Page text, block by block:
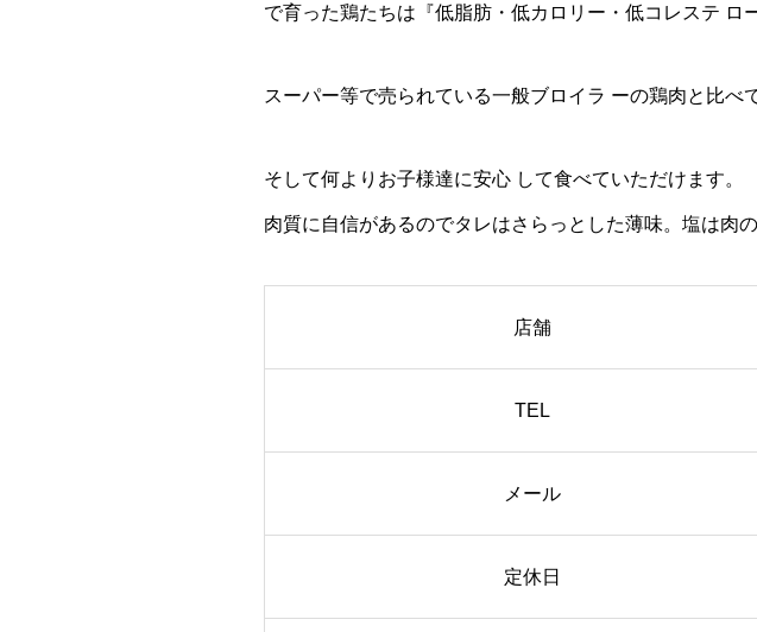
で育った鶏たちは『低脂肪・低カロリー・低コレステ ロ
スーパー等で売られている一般ブロイラ ーの鶏肉と比べ
そして何よりお子様達に安心 して食べていただけます。
肉質に自信があるのでタレはさらっとした薄味。塩は肉
店舗
TEL
メール
定休日